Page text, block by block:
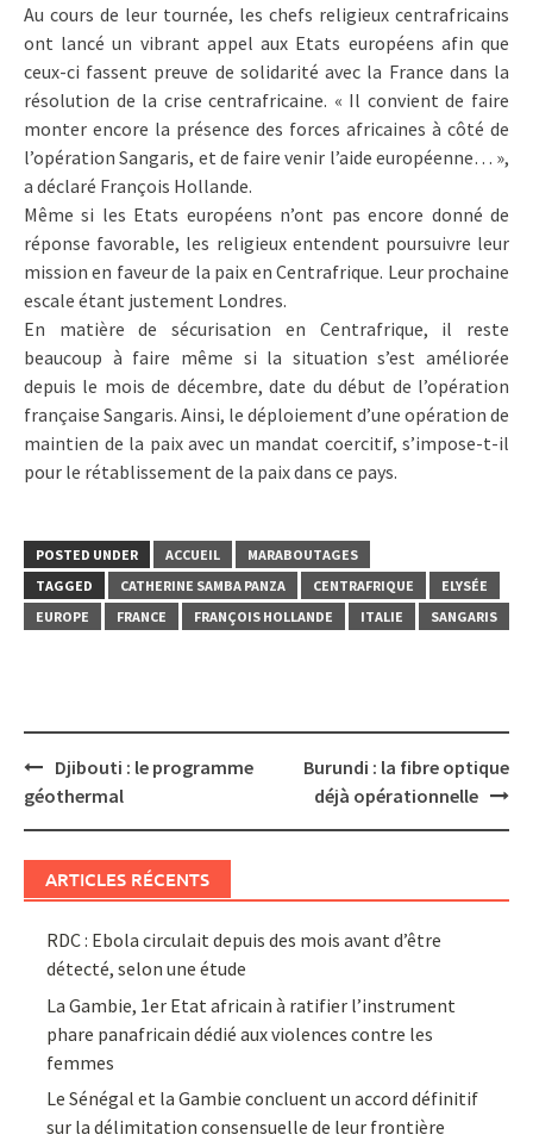
Au cours de leur tournée, les chefs religieux centrafricains
ont lancé un vibrant appel aux Etats européens afin que
ceux-ci fassent preuve de solidarité avec la France dans la
résolution de la crise centrafricaine. « Il convient de faire
monter encore la présence des forces africaines à côté de
l’opération Sangaris, et de faire venir l’aide européenne… »,
a déclaré François Hollande.
Même si les Etats européens n’ont pas encore donné de
réponse favorable, les religieux entendent poursuivre leur
mission en faveur de la paix en Centrafrique. Leur prochaine
escale étant justement Londres.
En matière de sécurisation en Centrafrique, il reste
beaucoup à faire même si la situation s’est améliorée
depuis le mois de décembre, date du début de l’opération
française Sangaris. Ainsi, le déploiement d’une opération de
maintien de la paix avec un mandat coercitif, s’impose-t-il
pour le rétablissement de la paix dans ce pays.
POSTED UNDER ACCUEIL
MARABOUTAGES
TAGGED
CATHERINE SAMBA PANZA CENTRAFRIQUE
ELYSÉE
EUROPE
FRANCE FRANÇOIS HOLLANDE ITALIE SANGARIS
Post
navigation
Djibouti : le programme
géothermal
Burundi : la fibre optique
déjà opérationnelle
ARTICLES RÉCENTS
RDC : Ebola circulait depuis des mois avant d’être
détecté, selon une étude
La Gambie, 1er Etat africain à ratifier l’instrument
phare panafricain dédié aux violences contre les
femmes
Le Sénégal et la Gambie concluent un accord définitif
sur la délimitation consensuelle de leur frontière